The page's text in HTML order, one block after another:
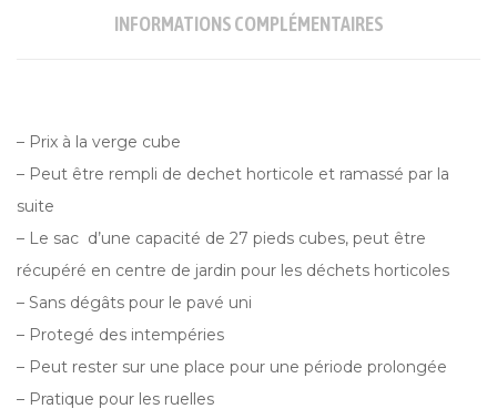
INFORMATIONS COMPLÉMENTAIRES
– Prix à la verge cube
– Peut être rempli de dechet horticole et ramassé par la
suite
– Le sac d’une capacité de 27 pieds cubes, peut être
récupéré en centre de jardin pour les déchets horticoles
– Sans dégâts pour le pavé uni
– Protegé des intempéries
– Peut rester sur une place pour une période prolongée
– Pratique pour les ruelles